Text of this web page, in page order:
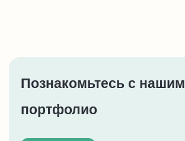
Познакомьтесь с нашим
портфолио